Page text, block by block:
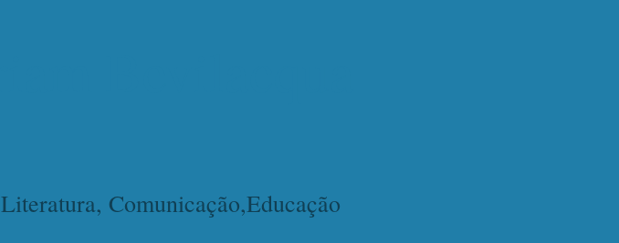
Literatura, Comunicação,Educação